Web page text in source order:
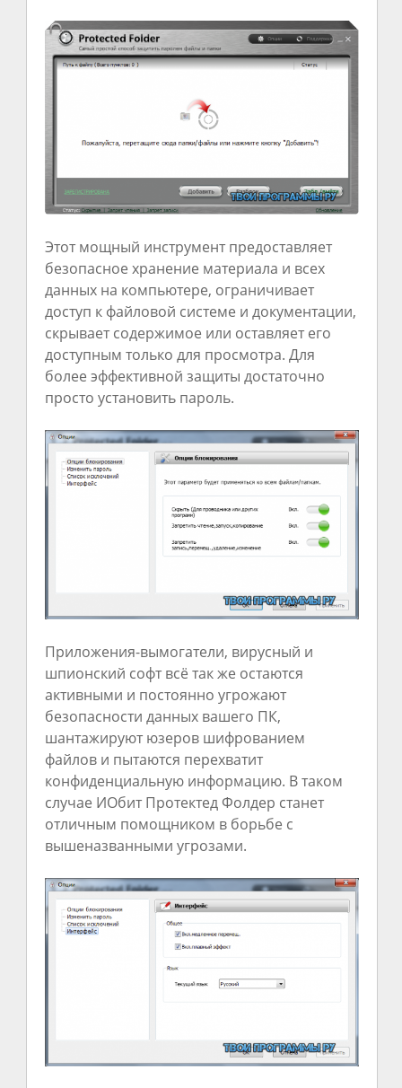
Этот мощный инструмент предоставляет
безопасное хранение материала и всех
данных на компьютере, ограничивает
доступ к файловой системе и документации,
скрывает содержимое или оставляет его
доступным только для просмотра. Для
более эффективной защиты достаточно
просто установить пароль.
Приложения-вымогатели, вирусный и
шпионский софт всё так же остаются
активными и постоянно угрожают
безопасности данных вашего ПК,
шантажируют юзеров шифрованием
файлов и пытаются перехватит
конфиденциальную информацию. В таком
случае ИОбит Протектед Фолдер станет
отличным помощником в борьбе с
вышеназванными угрозами.